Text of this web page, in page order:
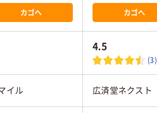
カゴへ カゴへ
4.5
(3)
イル 広済堂ネクスト